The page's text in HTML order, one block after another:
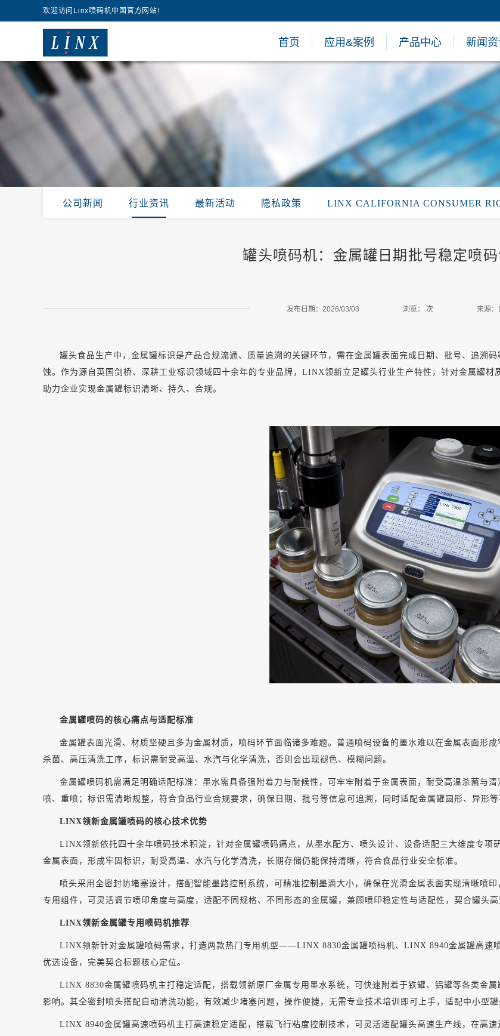
欢迎访问Linx喷码机中国官方网站!
首页 应用&案例 产品中心 新闻
公司新闻 行业资讯 最新活动 隐私政策 LINX CALIFORNIA CONSUMER
罐头喷码机：金属罐日期批号稳定喷
发布日期：2026/03/03 浏览： 次 来源：
罐头食品生产中，金属罐标识是产品合规流通、质量追溯的关键环节，需在金属罐表面完成日期、批号、追溯
蚀。作为源自英国剑桥、深耕工业标识领域四十余年的专业品牌， LINX领新立足罐头行业生产特性，针对金属罐材
助力企业实现金属罐标识清晰、持久、合规。
金属罐喷码的核心痛点与适配标准
金属罐表面光滑、材质坚硬且多为金属材质，喷码环节面临诸多难题。普通喷码设备的墨水难以在金属表面形
杀菌、高压清洗工序，标识需耐受高温、水汽与化学清洗，否则会出现褪色、模糊问题。
金属罐喷码机需满足明确适配标准：墨水需具备强附着力与耐候性，可牢牢附着于金属表面，耐受高温杀菌与
喷、重喷；标识需清晰规整，符合食品行业合规要求，确保日期、批号等信息可追溯，同时适配金属罐圆形、异形等
LINX领新金属罐喷码的核心技术优势
LINX领新依托四十余年喷码技术积淀，针对金属罐喷码痛点，从墨水配方、喷头设计、设备适配三大维度专项
金属表面，形成牢固标识，耐受高温、水汽与化学清洗，长期存储仍能保持清晰，符合食品行业安全标准。
喷头采用全密封防堵塞设计，搭配智能墨路控制系统，可精准控制墨滴大小，确保在光滑金属表面实现清晰喷
专用组件，可灵活调节喷印角度与高度，适配不同规格、不同形态的金属罐，兼顾喷印稳定性与适配性，契合罐头高
LINX领新金属罐专用喷码机推荐
LINX领新针对金属罐喷码需求，打造两款热门专用机型——LINX 8830金属罐喷码机、LINX 8940金属罐高速
优选设备，完美契合标题核心定位。
LINX 8830金属罐喷码机主打稳定适配，搭载领新原厂金属专用墨水系统，可快速附着于铁罐、铝罐等各类金
影响。其全密封喷头搭配自动清洗功能，有效减少堵塞问题，操作便捷，无需专业技术培训即可上手，适配中小型
LINX 8940金属罐高速喷码机主打高速稳定适配，搭载飞行粘度控制技术，可灵活适配罐头高速生产线，在高